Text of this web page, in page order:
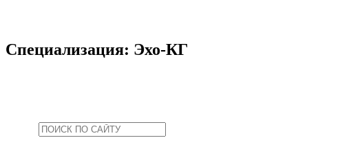
Специализация: Эхо-КГ